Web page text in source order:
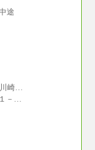
途
崎…
－…